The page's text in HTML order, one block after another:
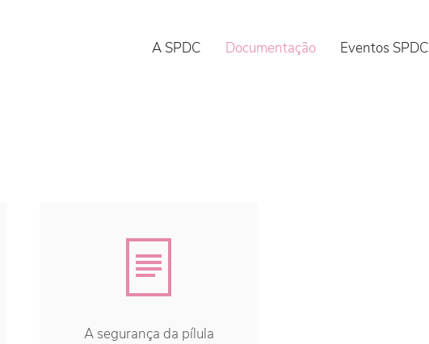
A SPDC Documentação Eventos SPDC
A segurança da pílula